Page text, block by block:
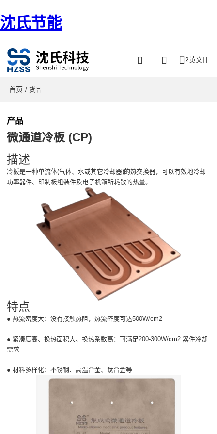
沈氏节能
2英文
首页 / 货品
产品
微通道冷板 (CP)
描述
冷板是一种单流体(气体、水或其它冷却器)的热交换器，可以有效地冷却
功率器件、印制板组装件及电子机箱所耗散的热量。
特点
● 热流密度大：没有接触热阻，热流密度可达500W/cm2
● 紧凑度高、换热面积大、换热系数高：可满足200-300W/cm2 器件冷却
需求
● 材料多样化：不锈钢、高温合金、钛合金等